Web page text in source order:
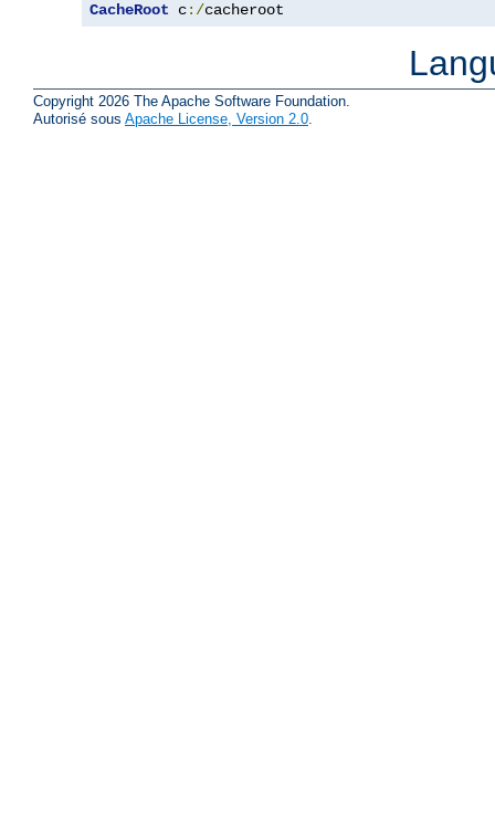
CacheRoot c:/cacheroot
Copyright 2026 The Apache Software Foundation.
Autorisé sous Apache License, Version 2.0